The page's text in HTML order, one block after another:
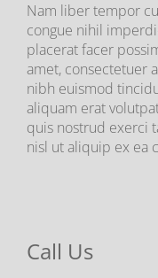
Nam liber tempor
congue nihil
placerat facer
amet, consectetuer
nibh euismod
aliquam erat
quis nostrud exerci
nisl ut aliquip ex ea
Call Us